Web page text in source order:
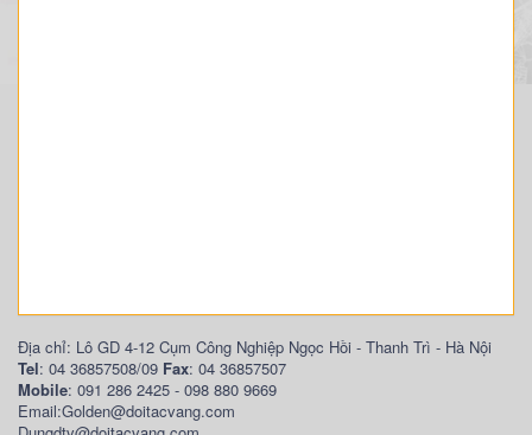
Địa chỉ: Lô GD 4-12 Cụm Công Nghiệp Ngọc Hồi - Thanh Trì - Hà Nội
Tel: 04 36857508/09 Fax: 04 36857507
Mobile: 091 286 2425 - 098 880 9669
Email:Golden@doitacvang.com